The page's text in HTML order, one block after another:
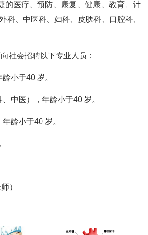
的医疗、预防、康复、健康、教育、计
科、中医科、妇科、皮肤科、口腔科、
社会招聘以下专业人员：
小于40 岁。
中医），年龄小于40 岁。
龄小于40 岁。
）